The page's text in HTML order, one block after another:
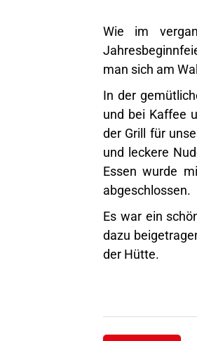
Wie im
man sich am
In der
und bei Kaffee
der Grill für
und leckere
Essen wurde
abgeschlossen.
Es war ein
dazu
der Hütte.